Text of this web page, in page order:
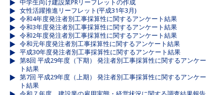
中学生向け建設業PRリーフレットの作成
女性活躍推進リーフレット(平成31年3月)
令和4年度発注者別工事採算性に関するアンケート結果
令和3年度発注者別工事採算性に関するアンケート結果
令和2年度発注者別工事採算性に関するアンケート結果
令和元年度発注者別工事採算性に関するアンケート結果
平成30年度発注者別工事採算性に関するアンケート結果
第8回 平成29年度（下期） 発注者別工事採算性に関するアンケー
ト結果
第7回 平成29年度（上期） 発注者別工事採算性に関するアンケー
ト結果